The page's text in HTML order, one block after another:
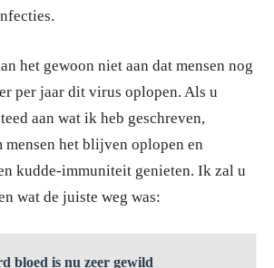
het gewoon niet aan dat mensen nog
per jaar dit virus oplopen. Als u
aan wat ik heb geschreven,
het blijven oplopen en
kudde-immuniteit genieten. Ik zal u
wat de juiste weg was:
bloed is nu zeer gewild